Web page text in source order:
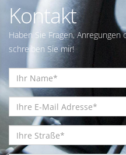
Kontakt
Haben Sie Fragen,
schreiben Sie mir!